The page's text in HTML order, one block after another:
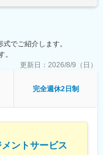
支店合計）
頭取、監査役など経営層
でご紹介します。
。
更新日： 2026/8/9（日）
完全週休2日制
ントサービス